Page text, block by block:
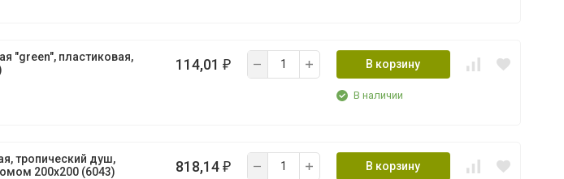
"green", пластиковая,
114,01 ₽ В корзину
В наличии
тропический душ,
200х200 (6043)
818,14 ₽ В корзину